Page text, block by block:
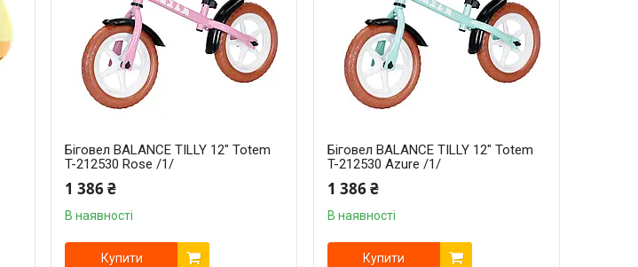
Біговел BALANCE TILLY 12" Totem
T-212530 Rose /1/
1 386 ₴
В наявності
Купити
Біговел BALANCE TILLY 12" Totem
T-212530 Azure /1/
1 386 ₴
В наявності
Купити